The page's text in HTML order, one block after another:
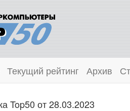
Текущий рейтинг Архив
Top50 от 28.03.2023